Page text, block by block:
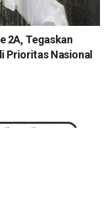
2A, Tegaskan
Prioritas Nasional